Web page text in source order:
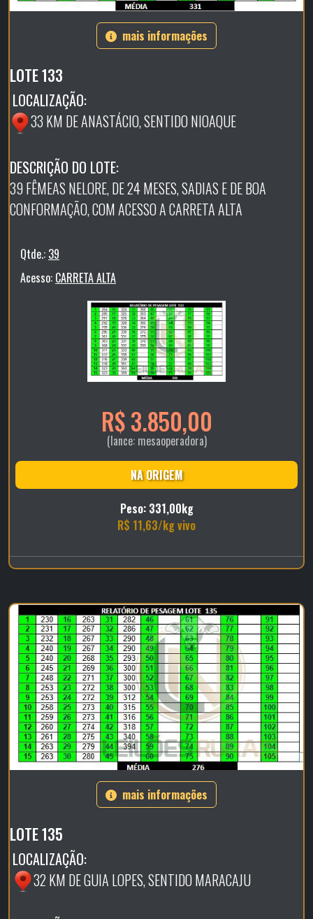
mais informações
LOTE 133
LOCALIZAÇÃO:
33 KM DE ANASTÁCIO, SENTIDO NIOAQUE
DESCRIÇÃO DO LOTE:
39 FÊMEAS NELORE, DE 24 MESES, SADIAS E DE BOA
CONFORMAÇÃO, COM ACESSO A CARRETA ALTA
Qtde.: 39
Acesso: CARRETA ALTA
R$ 3.850,00
(lance: mesaoperadora)
NA ORIGEM
Peso: 331,00kg
R$ 11,63/kg vivo
mais informações
LOTE 135
LOCALIZAÇÃO:
32 KM DE GUIA LOPES, SENTIDO MARACAJU